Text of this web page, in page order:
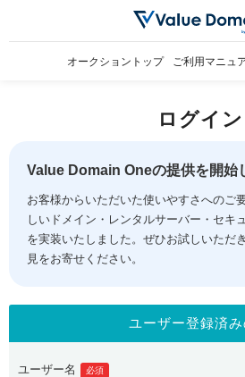
オークショントップ ご利用マニュ
ログイン
Value Domain Oneの提供を開始
お客様からいただいた使いやすさへのご
しいドメイン・レンタルサーバー・セキ
を実装いたしました。ぜひお試しいただ
見をお寄せください。
ユーザー登録済
ユーザー名 必須